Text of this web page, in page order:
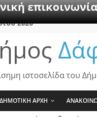
2026
ιστοσελίδα του
ΔΗΜΟΤΙΚΗ ΑΡΧΗ